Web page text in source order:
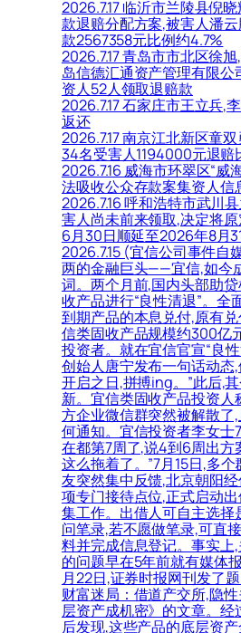
2026.7.17 临沂市兰陵县倪
款退赔分配方案,被害人潘
款2567358元比例约4.7%
2026.7.17 青岛市市北区徐
岛信德汇通资产管理有限
资人52人领取退赔款
2026.7.17 石家庄市王立兵,
返还
2026.7.17 南京江北新区童
34名受害人1194000元退赔
2026.7.16 威海市环翠区“威
法吸收公众存款案集资人信
2026.7.16 呼和浩特市武川
害人尚未前来领取,决定将
6月30日顺延至2026年8月
2026.7.15 (宜信公司事件自
两的金融巨头——宜信,如今
词。两个月前,国内头部助
收产品进行“良性清退”。全
到期产品的本息兑付,原有
信类固收产品规模约300亿
投资者。就在宜信官宣“良
创始人唐宁发布一句话动态
开启之日,拼搏ing。”此后,
新。宜信类固收产品投资人
方企业微信群突然被解散了
何通知。宜信投资者李女士
在都第7周了,说4到6周出方
这么拖着了。”7月15日,多
友突然集中反馈,北京朝阳
项专门接待点位,正式启动
集工作。出借人可自主选择
问笔录,若不愿做笔录,可直
料并完成信息登记。事实上
的问题早在5年前就有媒体
月22日,证券时报网刊发了
财富迷局：借道产交所,隐
层资产成机密》的文章。经
后发现,这些产品的底层资